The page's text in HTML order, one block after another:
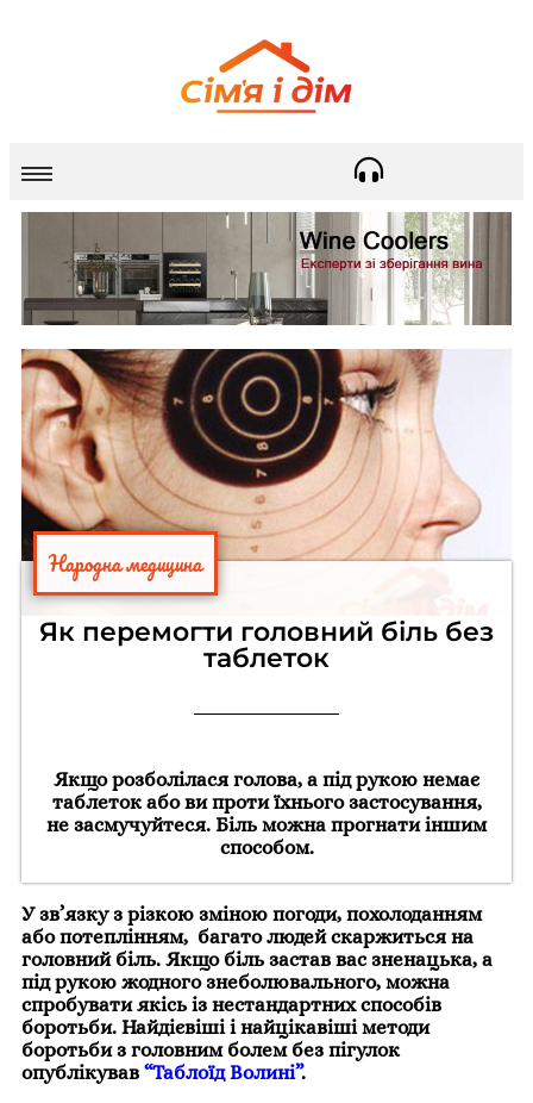
Народна медицина
Як перемогти головний біль без
таблеток
Якщо розболілася голова, а під рукою немає
таблеток або ви проти їхнього застосування,
не засмучуйтеся. Біль можна прогнати іншим
способом.
У зв’язку з різкою зміною погоди, похолоданням
або потеплінням, багато людей скаржиться на
головний біль. Якщо біль застав вас зненацька, а
під рукою жодного знеболювального, можна
спробувати якісь із нестандартних способів
боротьби. Найдієвіші і найцікавіші методи
боротьби з головним болем без пігулок
опублікував “Таблоїд Волині”.